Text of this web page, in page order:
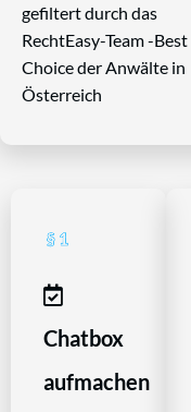
gefiltert durch das
RechtEasy-Team -Best
Choice der Anwälte in
Österreich
Chatbox
aufmachen